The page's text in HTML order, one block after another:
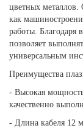
цветных металлов.
как
работы. Благодаря
позволяет
универсальным
Преимущества
- Высокая
качественно
- Длина кабеля 12